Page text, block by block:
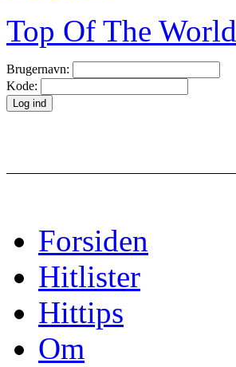
Top Of The World
Brugernavn:
Kode:
Forsiden
Hitlister
Hittips
Om